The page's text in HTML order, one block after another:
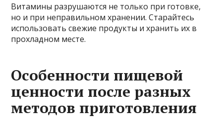
Витамины разрушаются не только при готовке,
но и при неправильном хранении. Старайтесь
использовать свежие продукты и хранить их в
прохладном месте.
Особенности пищевой
ценности после разных
методов приготовления